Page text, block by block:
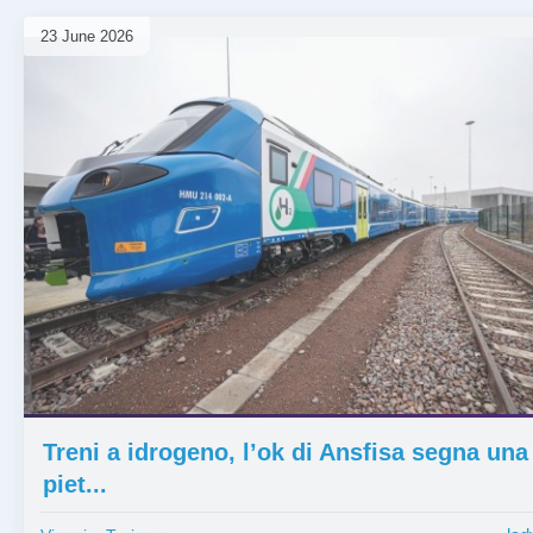
23 June 2026
Treni a idrogeno, l’ok di Ansfisa segna una
piet...